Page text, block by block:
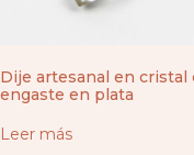
Dije artesanal en cristal
engaste en plata
Leer más